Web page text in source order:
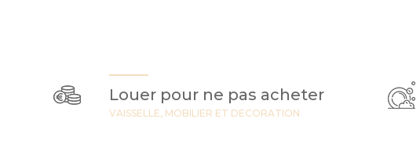
Louer pour ne pas acheter
VAISSELLE, MOBILIER ET DECORATION